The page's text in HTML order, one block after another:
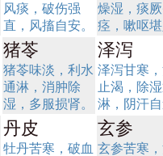
风痰，破伤强
直，风搐自安。
燥湿，痰
痉，嗽呕
猪苓
猪苓味淡，利水
通淋，消肿除
湿，多服损肾。
泽泻
泽泻甘寒
止渴，除
淋，阴汗
丹皮
牡丹苦寒，破血
玄参
玄参苦寒